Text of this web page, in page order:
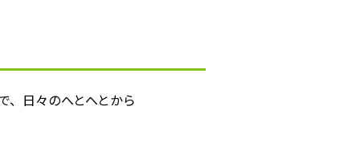
、日々のへとへとから